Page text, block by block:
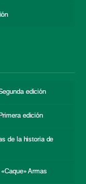
edición
edición
de la historia de
Armas